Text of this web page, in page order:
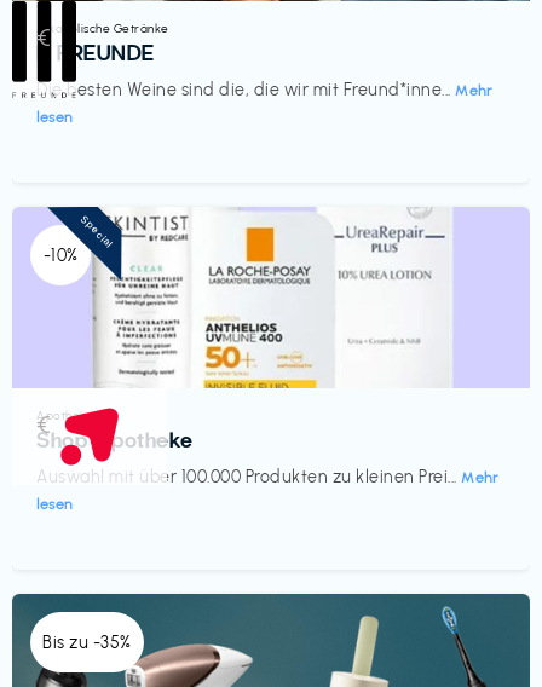
Alkoholische Getränke
III FREUNDE
Die besten Weine sind die, die wir mit Freund*inne... Mehr
lesen
€‎
-10%
Apotheke
Shop Apotheke
Auswahl mit über 100.000 Produkten zu kleinen Prei... Mehr
lesen
€‎
Special
Bis zu -35%